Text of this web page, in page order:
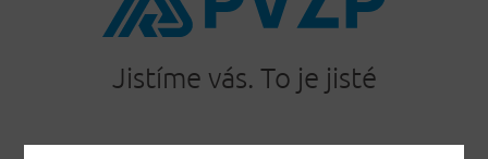
Jistíme vás. To je jisté